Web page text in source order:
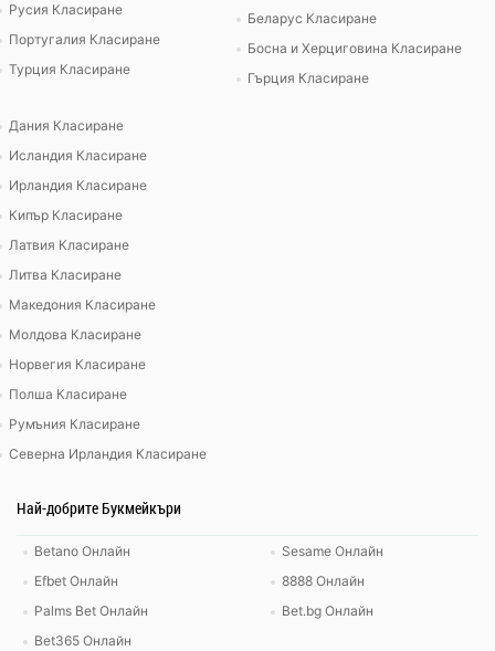
Русия Класиране
Португалия Класиране
Турция Класиране
Беларус Класиране
Босна и Херциговина Класиране
Гърция Класиране
Дания Класиране
Исландия Класиране
Ирландия Класиране
Кипър Класиране
Латвия Класиране
Литва Класиране
Македония Класиране
Молдова Класиране
Норвегия Класиране
Полша Класиране
Румъния Класиране
Северна Ирландия Класиране
Най-добрите Букмейкъри
Betano Онлайн
Efbet Онлайн
Palms Bet Онлайн
Bet365 Онлайн
Sesame Онлайн
8888 Онлайн
Bet.bg Онлайн